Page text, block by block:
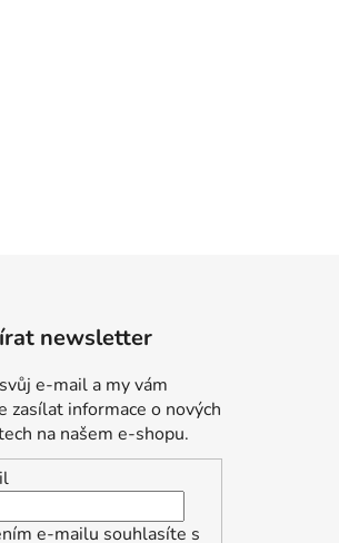
newsletter
e-mail a my vám
zasílat informace o nových
na našem e-shopu.
e-mailu souhlasíte s